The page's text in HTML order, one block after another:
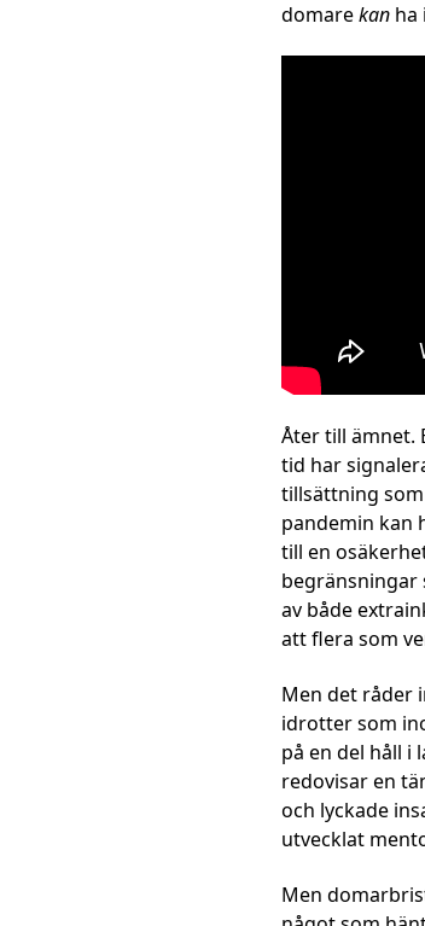
domarekan ha
Åter till ämnet.
tid har
tillsättning
pandemin kan
till en
begränsningar
av både
att flera som
Men det råder
idrotter som
på en del håll i
redovisar en
och lyckade
utvecklat
Men